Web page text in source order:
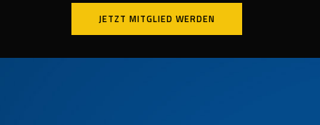
JETZT MITGLIED WERDEN